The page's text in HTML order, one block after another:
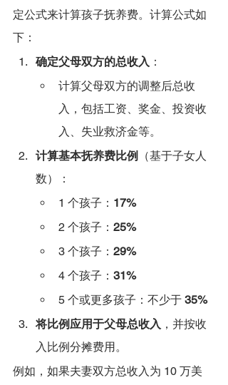
定公式来计算孩子抚养费。计算公式如
下：
确定父母双方的总收入 ：
计算父母双方的调整后总收
入，包括工资、奖金、投资收
入、失业救济金等。
计算基本抚养费比例
（基于子女人
数）：
1 个孩子： 17%
2 个孩子： 25%
3 个孩子： 29%
4 个孩子： 31%
5 个或更多孩子：不少于 35%
将比例应用于父母总收入 ，并按收
入比例分摊费用。
例如，如果夫妻双方总收入为 10 万美